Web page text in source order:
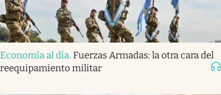
Economía al día. Fuerzas Armadas: la otra cara del
reequipamiento militar